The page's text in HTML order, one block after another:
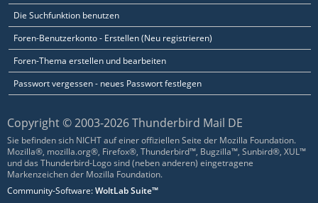
Die Suchfunktion benutzen
Foren-Benutzerkonto - Erstellen (Neu registrieren)
Foren-Thema erstellen und bearbeiten
Passwort vergessen - neues Passwort festlegen
Copyright © 2003-2026 Thunderbird Mail DE
Sie befinden sich NICHT auf einer offiziellen Seite der Mozilla Foundation.
Mozilla®, mozilla.org®, Firefox®, Thunderbird™, Bugzilla™, Sunbird®, XUL™
und das Thunderbird-Logo sind (neben anderen) eingetragene
Markenzeichen der Mozilla Foundation.
Community-Software:WoltLab Suite™